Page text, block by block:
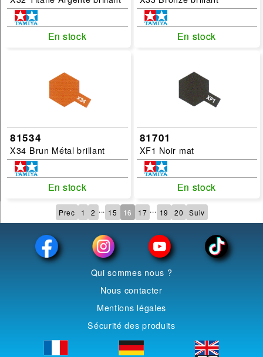
En stock
En stock En stock
En stock
81534
X34 Brun Métal brillant
En stock
En stock
81701
XF1 Noir mat
En stock
En stock
Prec 1 2 ... 15 16 17 ... 19 20 Suiv
Qui sommes nous ?
Nous contacter
Mentions légales
Sécurité des produits